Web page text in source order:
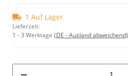
1 Auf Lager
Lieferzeit:
1 - 3 Werktage (DE - Ausland abweichend)